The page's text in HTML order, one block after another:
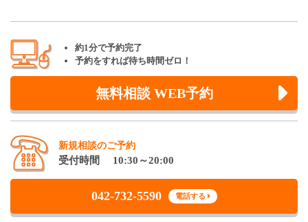
約1分で予約完了
予約をすれば待ち時間ゼロ！
無料相談 WEB予約
新規相談のご予約
受付時間 10:30～20:00
042-732-5590 電話する